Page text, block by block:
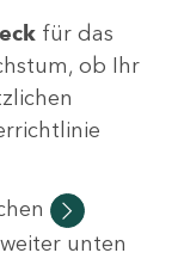
für das
ob Ihr
weiter unten